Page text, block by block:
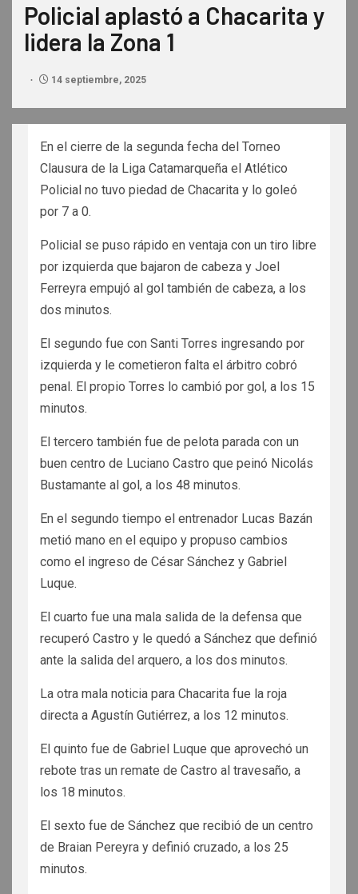
Policial aplastó a Chacarita y
lidera la Zona 1
14 septiembre, 2025
En el cierre de la segunda fecha del Torneo
Clausura de la Liga Catamarqueña el Atlético
Policial no tuvo piedad de Chacarita y lo goleó
por 7 a 0.
Policial se puso rápido en ventaja con un tiro libre
por izquierda que bajaron de cabeza y Joel
Ferreyra empujó al gol también de cabeza, a los
dos minutos.
El segundo fue con Santi Torres ingresando por
izquierda y le cometieron falta el árbitro cobró
penal. El propio Torres lo cambió por gol, a los 15
minutos.
El tercero también fue de pelota parada con un
buen centro de Luciano Castro que peinó Nicolás
Bustamante al gol, a los 48 minutos.
En el segundo tiempo el entrenador Lucas Bazán
metió mano en el equipo y propuso cambios
como el ingreso de César Sánchez y Gabriel
Luque.
El cuarto fue una mala salida de la defensa que
recuperó Castro y le quedó a Sánchez que definió
ante la salida del arquero, a los dos minutos.
La otra mala noticia para Chacarita fue la roja
directa a Agustín Gutiérrez, a los 12 minutos.
El quinto fue de Gabriel Luque que aprovechó un
rebote tras un remate de Castro al travesaño, a
los 18 minutos.
El sexto fue de Sánchez que recibió de un centro
de Braian Pereyra y definió cruzado, a los 25
minutos.